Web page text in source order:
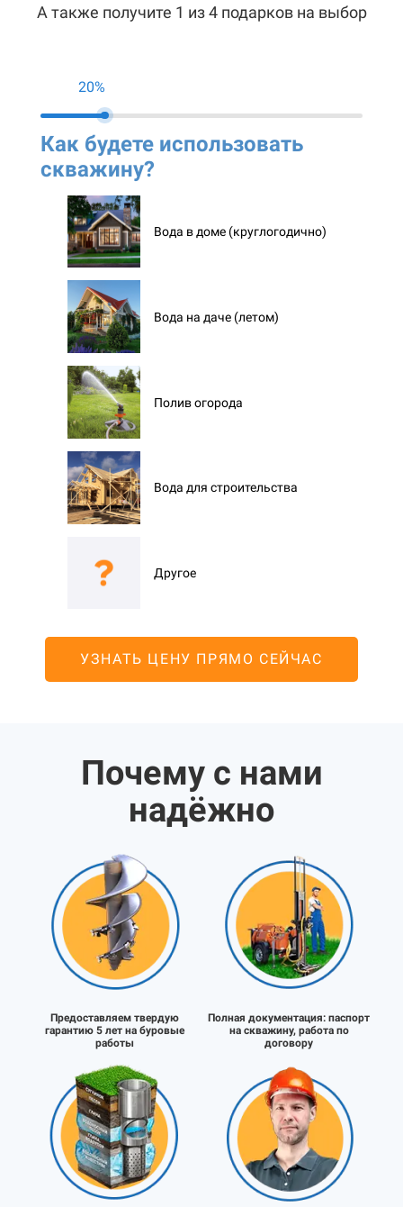
А также получите 1 из 4 подарков на выбор
20%
Как будете использовать
скважину?
Вода в доме (круглогодично)
Вода на даче (летом)
Полив огорода
Вода для строительства
Другое
УЗНАТЬ ЦЕНУ ПРЯМО СЕЙЧАС
Почему с нами
надёжно
Предоставляем твердую
гарантию 5 лет на буровые
работы
Полная документация: паспорт
на скважину, работа по
договору